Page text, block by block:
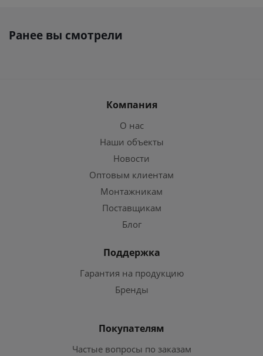
Ранее вы смотрели
Компания
О нас
Наши объекты
Новости
Оптовым клиентам
Монтажникам
Поставщикам
Блог
Поддержка
Гарантия на продукцию
Бренды
Покупателям
Частые вопросы по заказам